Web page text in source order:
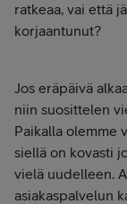
ratkeaa, vai että
korjaantunut?
Jos eräpäivä
niin suosittelen
Paikalla olemme
siellä on kovasti
vielä uudelleen.
asiakaspalvelun